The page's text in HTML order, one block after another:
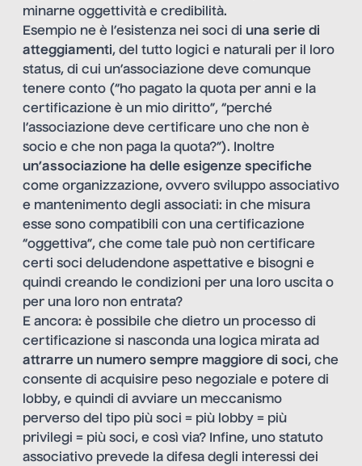
minarne oggettività e credibilità.
Esempio ne è l’esistenza nei soci di una serie di
atteggiamenti, del tutto logici e naturali per il loro
status, di cui un’associazione deve comunque
tenere conto (“ho pagato la quota per anni e la
certificazione è un mio diritto”, “perché
l’associazione deve certificare uno che non è
socio e che non paga la quota?”). Inoltre
un’associazione ha delle esigenze specifiche
come organizzazione, ovvero sviluppo associativo
e mantenimento degli associati: in che misura
esse sono compatibili con una certificazione
“oggettiva”, che come tale può non certificare
certi soci deludendone aspettative e bisogni e
quindi creando le condizioni per una loro uscita o
per una loro non entrata?
E ancora: è possibile che dietro un processo di
certificazione si nasconda una logica mirata ad
attrarre un numero sempre maggiore di soci, che
consente di acquisire peso negoziale e potere di
lobby, e quindi di avviare un meccanismo
perverso del tipo più soci = più lobby = più
privilegi = più soci, e così via? Infine, uno statuto
associativo prevede la difesa degli interessi dei